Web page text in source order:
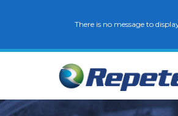
There is no message to